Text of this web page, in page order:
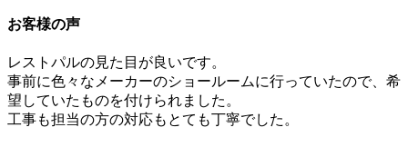
お客様の声
レストパルの見た目が良いです。
事前に色々なメーカーのショールームに行っていたので、希
望していたものを付けられました。
工事も担当の方の対応もとても丁寧でした。